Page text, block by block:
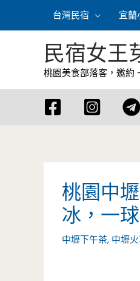
容
台灣民宿 宜蘭
民宿女王
桃園美食部落客，邀約
桃園中
冰，一
中壢下午茶, 中壢